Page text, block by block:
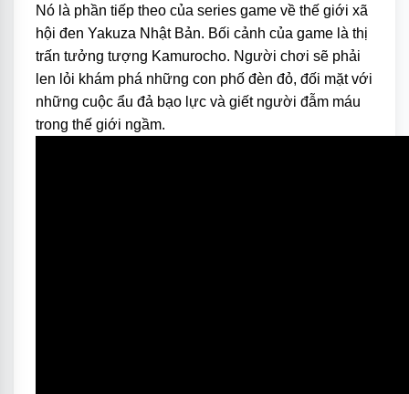
Nó là phần tiếp theo của series game về thế giới xã
hội đen Yakuza Nhật Bản. Bối cảnh của game là thị
trấn tưởng tượng Kamurocho. Người chơi sẽ phải
len lỏi khám phá những con phố đèn đỏ, đối mặt với
những cuộc ẩu đả bạo lực và giết người đẫm máu
trong thế giới ngầm.